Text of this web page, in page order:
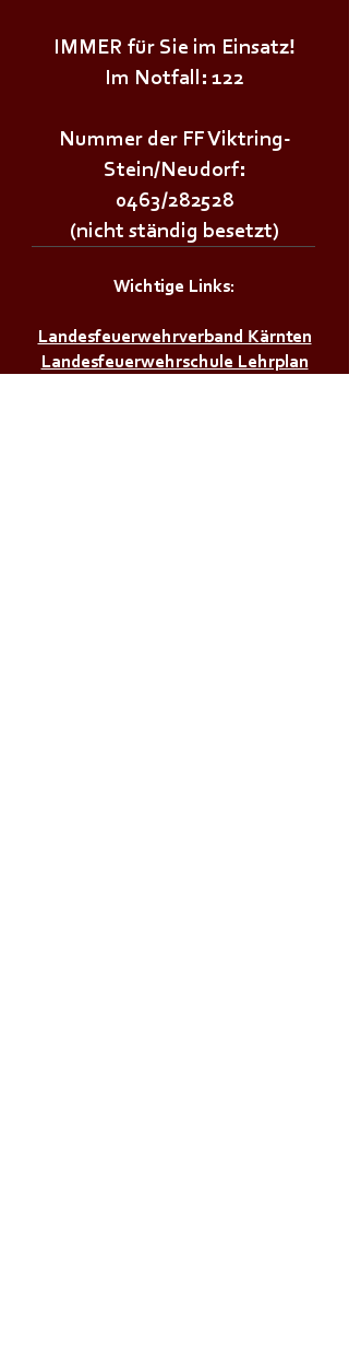
IMMER für Sie im Einsatz!
Im Notfall: 122
Nummer der FF Viktring-
Stein/Neudorf:
0463/282528
(nicht ständig besetzt)
Wichtige Links:
Landesfeuerwehrverband Kärnten
Landesfeuerwehrschule Lehrplan